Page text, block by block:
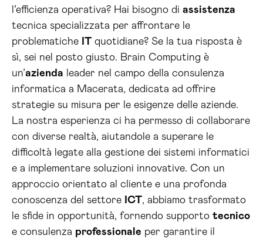
l’efficienza operativa? Hai bisogno di assistenza
tecnica specializzata per affrontare le
problematiche IT quotidiane? Se la tua risposta è
sì, sei nel posto giusto. Brain Computing è
un’azienda leader nel campo della consulenza
informatica a Macerata, dedicata ad offrire
strategie su misura per le esigenze delle aziende.
La nostra esperienza ci ha permesso di collaborare
con diverse realtà, aiutandole a superare le
difficoltà legate alla gestione dei sistemi informatici
e a implementare soluzioni innovative. Con un
approccio orientato al cliente e una profonda
conoscenza del settore ICT, abbiamo trasformato
le sfide in opportunità, fornendo supporto tecnico
e consulenza professionale per garantire il